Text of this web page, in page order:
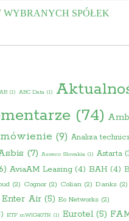
SPÓŁEK
AB(1) ABC Data(1)
(74)
(9) Analiza
(7) Asseco Slovakia(1) Astarta
AviaAM Leasing(4) BAH (4)
(2) Cognor(2) Colian(2) Danks(2)
Enter Air(5) Eo Networks(2)
ETF mWIG40TR(1) Eurotel(5)